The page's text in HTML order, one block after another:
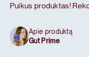
Puikus produktas!
Apie produktą
Gut Prime